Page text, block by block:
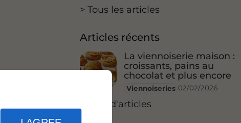
Tous les articles
Articles récents
Viennoiseries 02/02/2026
La viennoiserie maison :
croissants, pains au
chocolat et plus encore
Plus d'articles